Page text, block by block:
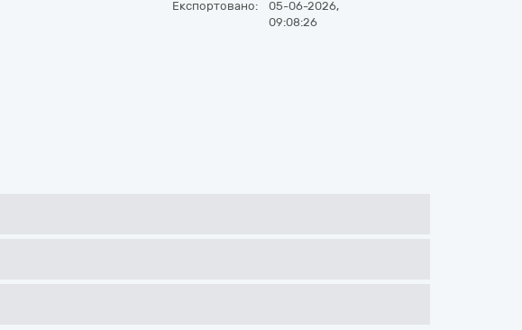
Експортовано:
05-06-2026,
09:08:26